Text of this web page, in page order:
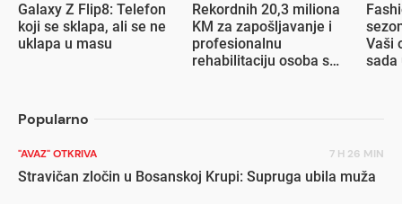
Galaxy Z Flip8: Telefon
koji se sklapa, ali se ne
uklapa u masu
Rekordnih 20,3 miliona
KM za zapošljavanje i
profesionalnu
rehabilitaciju osoba s
Vaši
sada
Popularno
"AVAZ" OTKRIVA 7 H 26 MIN
Stravičan zločin u Bosanskoj Krupi: Supruga ubila muža